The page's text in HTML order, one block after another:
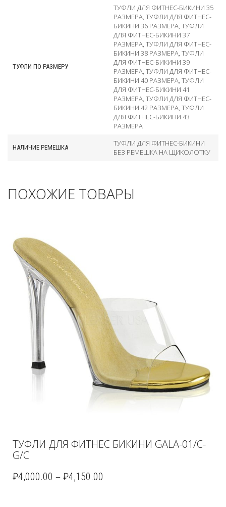
ТУФЛИ ПО РАЗМЕРУ
ТУФЛИ ДЛЯ ФИТНЕС-БИКИНИ 35
РАЗМЕРА, ТУФЛИ ДЛЯ ФИТНЕС-
БИКИНИ 36 РАЗМЕРА, ТУФЛИ
ДЛЯ ФИТНЕС-БИКИНИ 37
РАЗМЕРА, ТУФЛИ ДЛЯ ФИТНЕС-
БИКИНИ 38 РАЗМЕРА, ТУФЛИ
ДЛЯ ФИТНЕС-БИКИНИ 39
РАЗМЕРА, ТУФЛИ ДЛЯ ФИТНЕС-
БИКИНИ 40 РАЗМЕРА, ТУФЛИ
ДЛЯ ФИТНЕС-БИКИНИ 41
РАЗМЕРА, ТУФЛИ ДЛЯ ФИТНЕС-
БИКИНИ 42 РАЗМЕРА, ТУФЛИ
ДЛЯ ФИТНЕС-БИКИНИ 43
РАЗМЕРА
НАЛИЧИЕ РЕМЕШКА
ТУФЛИ ДЛЯ ФИТНЕС-БИКИНИ
БЕЗ РЕМЕШКА НА ЩИКОЛОТКУ
ПОХОЖИЕ ТОВАРЫ
ТУФЛИ ДЛЯ ФИТНЕС БИКИНИ GALA-01/C-
G/C
₽4,000.00 – ₽4,150.00